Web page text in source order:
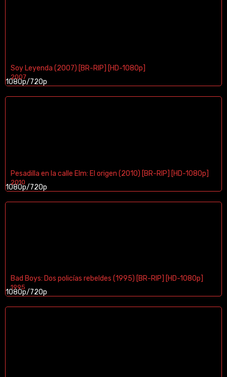
Soy Leyenda (2007) [BR-RIP] [HD-1080p]
2007
1080p/720p
Pesadilla en la calle Elm: El origen (2010) [BR-RIP] [HD-1080p]
2010
1080p/720p
Bad Boys: Dos policías rebeldes (1995) [BR-RIP] [HD-1080p]
1995
1080p/720p